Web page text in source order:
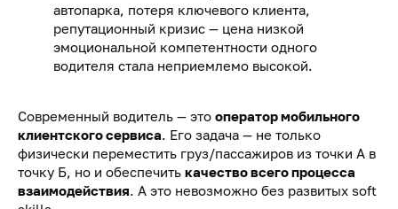
автопарка, потеря ключевого клиента,
репутационный кризис — цена низкой
эмоциональной компетентности одного
водителя стала неприемлемо высокой.
Современный водитель — это оператор мобильного
клиентского сервиса. Его задача — не только
физически переместить груз/пассажиров из точки А в
точку Б, но и обеспечить качество всего процесса
взаимодействия. А это невозможно без развитых soft